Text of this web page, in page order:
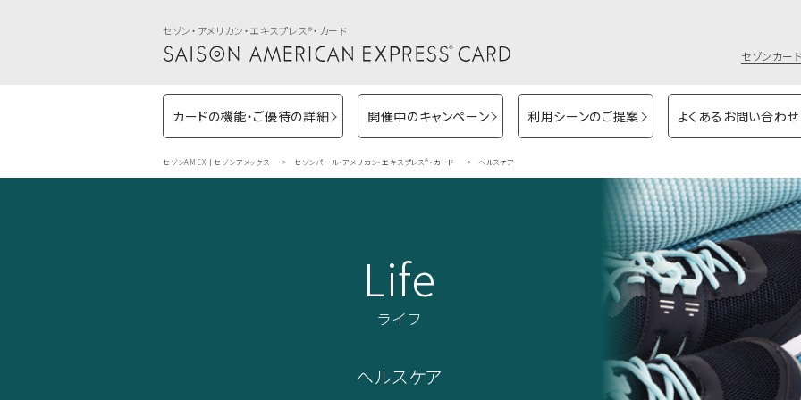
セゾン・アメリカン・エキスプレス®・カード
セゾンカー
カードの機能・ご優待の詳細 開催中のキャンペーン 利用シーンのご提案 よくあるお問い合わせ
セゾンAMEX｜セゾンアメックス セゾンパール・アメリカン・エキスプレス®・カード ヘルスケア
Life
ライフ
ヘルスケア